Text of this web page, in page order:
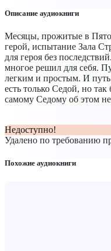
Описание аудиокниги
Месяцы, прожитые в
герой, испытание Зала
для героя без
многое решил для себя.
легким и простым. И путь
есть только Седой, но так
самому Седому об этом
Недоступно!
Удалено по требованию
Похожие аудиокниги